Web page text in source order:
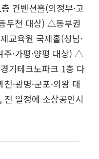
컨벤션홀(의정부·고
동두천 대상) △동부권
교육원 국제홀(성남·
주·가평·양평 대상) △
기테크노파크 1층 다
·광명·군포·의왕 대
일정에 소상공인시